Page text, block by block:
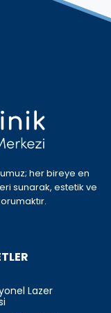
her bireye en
sunarak, estetik ve
Lazer